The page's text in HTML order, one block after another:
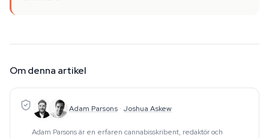
Om denna artikel
Adam Parsons · Joshua Askew
Adam Parsons är en erfaren cannabisskribent, redaktör och